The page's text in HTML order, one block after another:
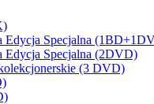
Edycja Specjalna
Edycja Specjalna (2DVD)
(3 DVD)